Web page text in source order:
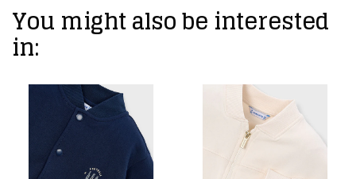
You might also be interested
in: